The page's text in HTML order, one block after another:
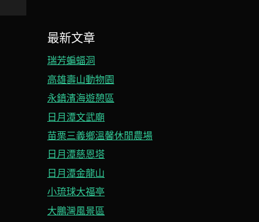
最新文章
瑞芳蝙蝠洞
高雄壽山動物園
永鎮濱海遊憩區
日月潭文武廟
苗栗三義鄉溫馨休閒農場
日月潭慈恩塔
日月潭金龍山
小琉球大福亭
大鵬灣風景區